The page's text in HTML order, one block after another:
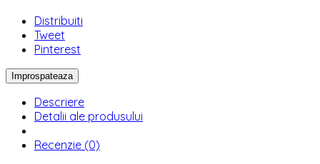
Distribuiti
Tweet
Pinterest
Descriere
Detalii ale produsului
Recenzie (0)